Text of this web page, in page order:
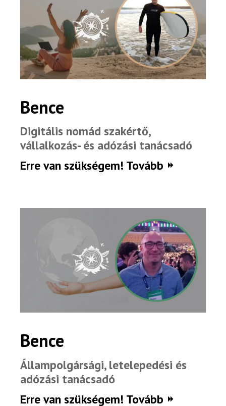
Külföldre költöznék!
Szakértőink
Bence
Digitális nomád szakértő,
vállalkozás- és adózási tanácsadó
Erre van szükségem! Tovább
Bence
Állampolgársági, letelepedési és
adózási tanácsadó
Erre van szükségem! Tovább